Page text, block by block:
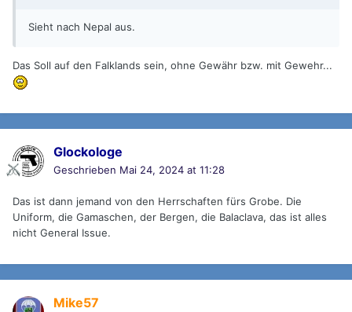
Sieht nach Nepal aus.
Das Soll auf den Falklands sein, ohne Gewähr bzw. mit Gewehr...
Glockologe
Geschrieben Mai 24, 2024 at 11:28
Das ist dann jemand von den Herrschaften fürs Grobe. Die
Uniform, die Gamaschen, der Bergen, die Balaclava, das ist alles
nicht General Issue.
Mike57